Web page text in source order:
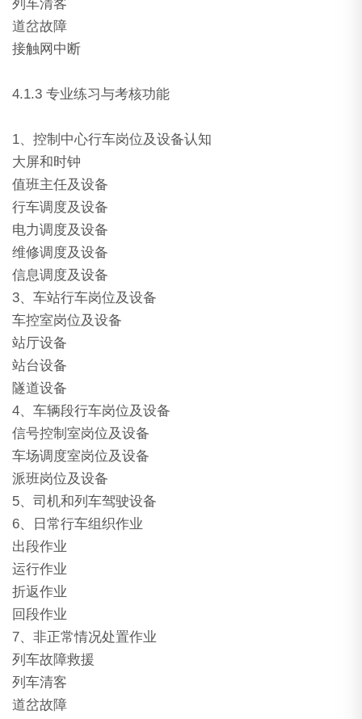
列车清客
道岔故障
接触网中断
4.1.3 专业练习与考核功能
1、控制中心行车岗位及设备认知
大屏和时钟
值班主任及设备
行车调度及设备
电力调度及设备
维修调度及设备
信息调度及设备
3、车站行车岗位及设备
车控室岗位及设备
站厅设备
站台设备
隧道设备
4、车辆段行车岗位及设备
信号控制室岗位及设备
车场调度室岗位及设备
派班岗位及设备
5、司机和列车驾驶设备
6、日常行车组织作业
出段作业
运行作业
折返作业
回段作业
7、非正常情况处置作业
列车故障救援
列车清客
道岔故障